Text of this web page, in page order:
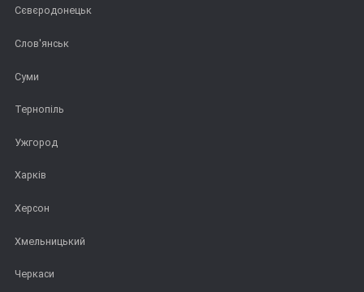
Сєвєродонецьк
Слов'янськ
Суми
Тернопіль
Ужгород
Харків
Херсон
Хмельницький
Черкаси